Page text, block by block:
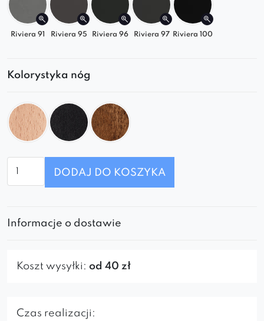
* Do miejsc użyteczności publicznej zalecamy
zastosowanie w tym modelu grubszej wersji
mocowania nóg oraz samych nóg.
Riviera 91 Riviera 95 Riviera 96 Riviera 97 Riviera 100
Kolorystyka nóg
Krzesło
DODAJ DO KOSZYKA
Informacje o dostawie
Koszt wysyłki: od 40 zł
Czas realizacji: